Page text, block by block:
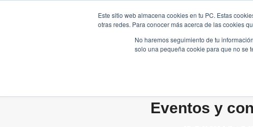
Este sitio web almacena cookies en tu PC. Estas
otras redes. Para conocer más acerca de las cookies
No haremos seguimiento de tu
solo una pequeña cookie para que no se
HOME B2B
Eventos y